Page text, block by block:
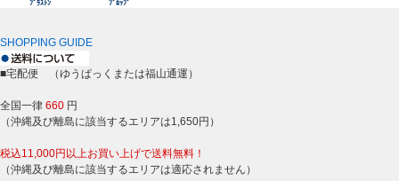
ﾌﾞﾗｽﾄﾝ ﾌﾟﾛｯﾌﾟ
SHOPPING GUIDE
■宅配便 （ゆうぱっくまたは福山通運）
全国一律 660 円
（沖縄及び離島に該当するエリアは1,650円）
税込11,000円以上お買い上げで送料無料！
（沖縄及び離島に該当するエリアは適応されません）